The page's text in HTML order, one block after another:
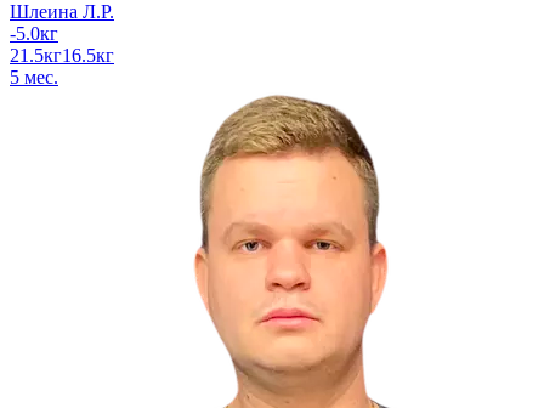
Шлеина Л.Р.
-5.0кг
21.5кг16.5кг
5 мес.